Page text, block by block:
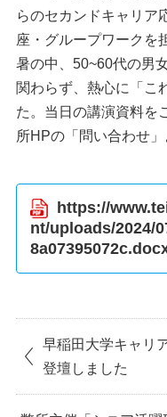
らのセカンドキャリア
座・グループワークを
暑の中、50~60代の男
関わらず、熱心に「こ
た。当日の講演資料を
所HPの「問い合わせ」
https://
nt/uploads/2024/
早稲田大学キャリ
登壇しました